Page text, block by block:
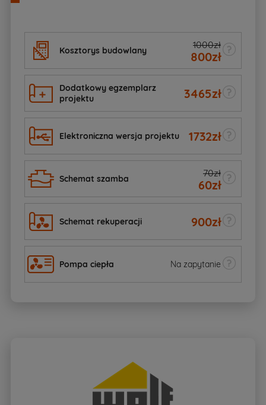
Kosztorys budowlany
1000zł
800zł
Dodatkowy egzemplarz
projektu
3465zł
Elektroniczna wersja projektu 1732zł
Schemat szamba
70zł
60zł
Schemat rekuperacji 900zł
Pompa ciepła Na zapytanie